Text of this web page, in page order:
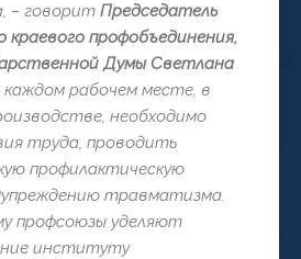
– говорит Председатель
краевого профобъединения,
Думы Светлана
рабочем месте, в
необходимо
труда, проводить
профилактическую
травматизма.
профсоюзы уделяют
институту